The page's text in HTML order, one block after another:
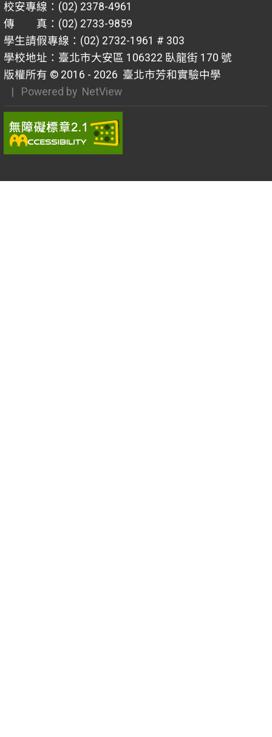
校安專線：(02) 2378-4961
傳 真：(02) 2733-9859
學生請假專線：(02) 2732-1961 # 303
學校地址：臺北市大安區 106322 臥龍街 170 號
版權所有 © 2016 - 2026 臺北市芳和實驗中學
| Powered by NetView